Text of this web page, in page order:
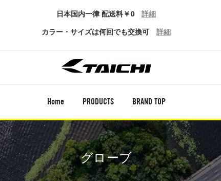
日本国内一律 配送料￥0 詳細
カラー・サイズは何回でも交換可 詳細
Home PRODUCTS BRAND TOP
グローブ